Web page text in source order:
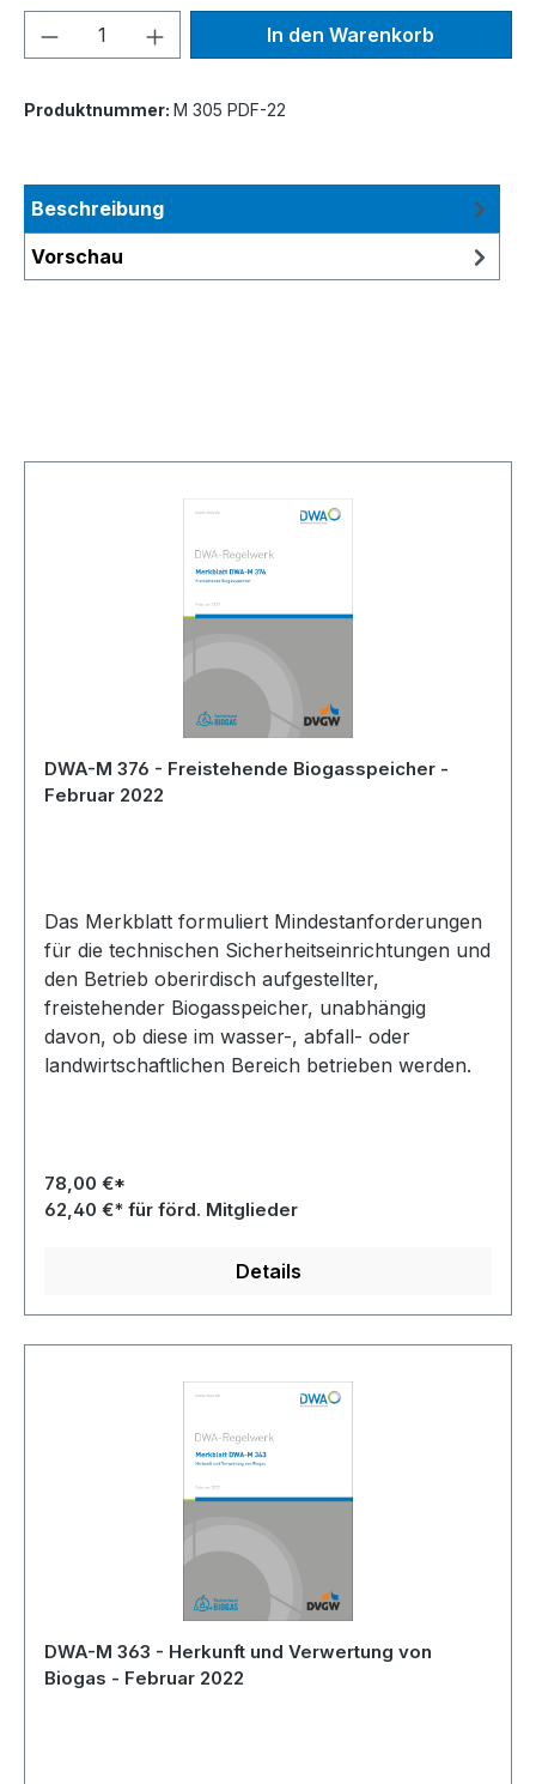
Produkt Anzahl: Gib denIn den Warenkorb
Produktnummer: M 305 PDF-22
Beschreibung
Vorschau
DWA-M 376 - Freistehende Biogasspeicher -
Februar 2022
Das Merkblatt formuliert Mindestanforderungen
für die technischen Sicherheitseinrichtungen und
den Betrieb oberirdisch aufgestellter,
freistehender Biogasspeicher, unabhängig
davon, ob diese im wasser-, abfall- oder
landwirtschaftlichen Bereich betrieben werden.
78,00 €*
62,40 €* für förd. Mitglieder
Details
DWA-M 363 - Herkunft und Verwertung von
Biogas - Februar 2022